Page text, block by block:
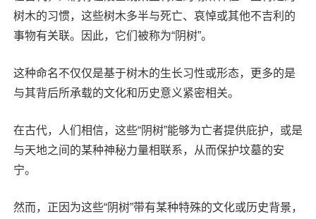
树木的习惯，这些树木多半与死亡、哀悼或其他不吉利的
事物有关联。因此，它们被称为“阴树”。
这种命名不仅仅是基于树木的生长习性或形态，更多的是
与其背后所承载的文化和历史意义紧密相关。
在古代，人们相信，这些“阴树”能够为亡者提供庇护，或是
与天地之间的某种神秘力量相联系，从而保护坟墓的安
宁。
然而，正因为这些“阴树”带有某种特殊的文化或历史背景，